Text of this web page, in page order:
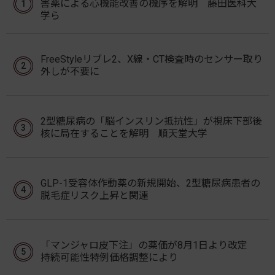
害薬による心機能改善の機序を解明 藤田医科大
学ら
FreeStyleリブレ2、X線・CT検査時のセンサー取り
外しが不要に
2型糖尿病の「脳インスリン抵抗性」が視床下部後
核に局在することを解明 順天堂大学
GLP-1受容体作動薬の新規開始、2型糖尿病患者の
脱毛症リスク上昇と関連
「マンジャロ皮下注」の薬価が8月1日より改定
持続可能性特例価格調整により